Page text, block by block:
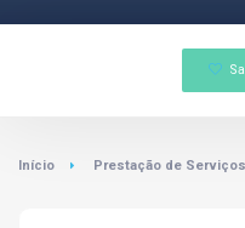
Início Prestação de Serviços